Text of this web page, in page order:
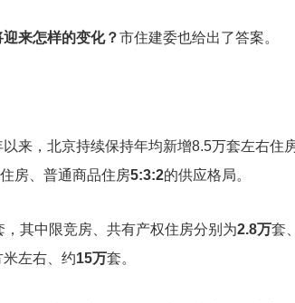
来怎样的变化？市住建委也给出了答案。
来，北京持续保持年均新增8.5万套左右住
房、普通商品住房5:3:2的供应格局。
，其中限竞房、共有产权住房分别为2.8万套、
左右、约15万套。